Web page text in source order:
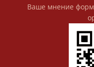
Ваше мнение